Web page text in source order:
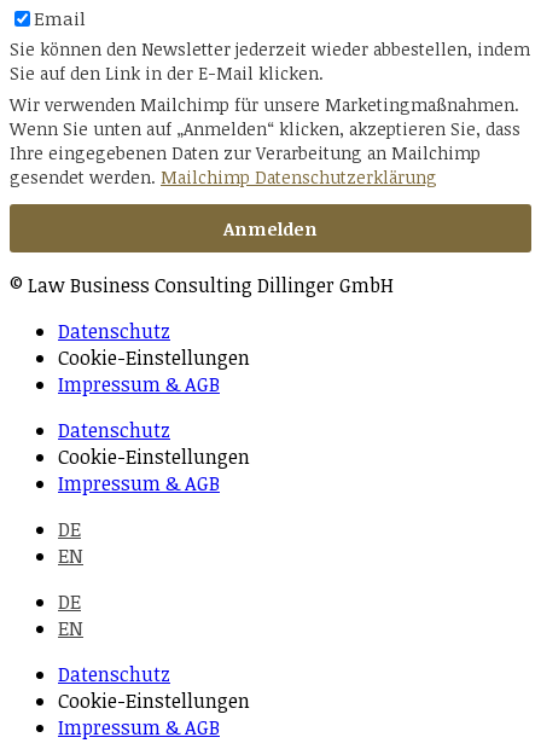
Email
Sie können den Newsletter jederzeit wieder abbestellen, indem
Sie auf den Link in der E-Mail klicken.
Wir verwenden Mailchimp für unsere Marketingmaßnahmen.
Wenn Sie unten auf „Anmelden“ klicken, akzeptieren Sie, dass
Ihre eingegebenen Daten zur Verarbeitung an Mailchimp
gesendet werden. Mailchimp Datenschutzerklärung
© Law Business Consulting Dillinger GmbH
Datenschutz
Cookie-Einstellungen
Impressum & AGB
Datenschutz
Cookie-Einstellungen
Impressum & AGB
DE
EN
DE
EN
Datenschutz
Cookie-Einstellungen
Impressum & AGB